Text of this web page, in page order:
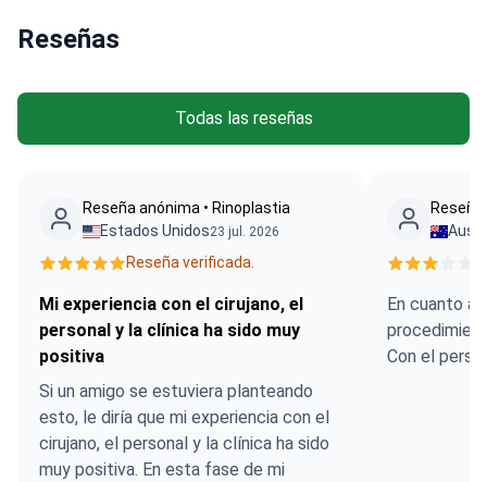
Reseñas
Todas las reseñas
Reseña anónima • Rinoplastia
Estados Unidos23 jul. 2026
Reseña verificada.
Mi experiencia con el cirujano, el
personal y la clínica ha sido muy
positiva
Si un amigo se estuviera planteando
esto, le diría que mi experiencia con el
cirujano, el personal y la clínica ha sido
muy positiva. En esta fase de mi
En cuanto a
Con el